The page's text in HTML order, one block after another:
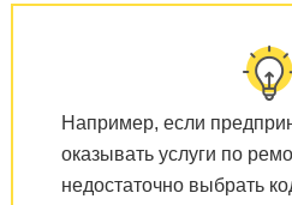
Например, если
оказывать услуги по
недостаточно выбрать